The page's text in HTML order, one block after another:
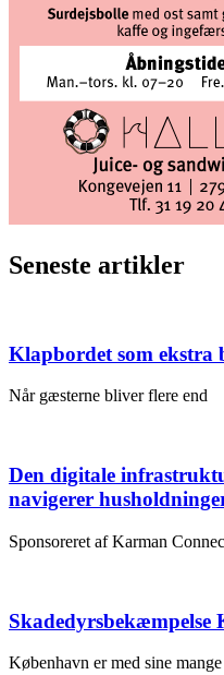
Seneste artikler
Klapbordet som ekstra
Når gæsterne bliver flere end
Den digitale
navigerer
Sponsoreret af Karman
Skadedyrsbekæmpelse
København er med sine mange